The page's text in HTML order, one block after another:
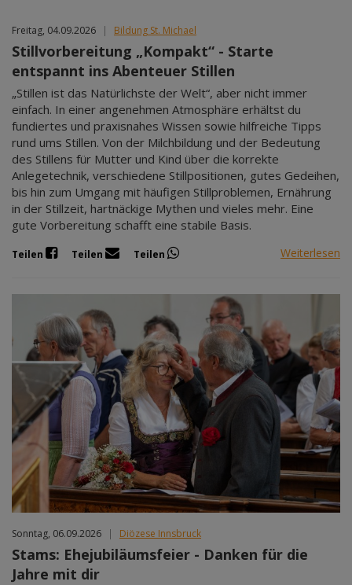
Freitag, 04.09.2026 | Bildung St. Michael
Stillvorbereitung „Kompakt“ - Starte
entspannt ins Abenteuer Stillen
„Stillen ist das Natürlichste der Welt“, aber nicht immer
einfach. In einer angenehmen Atmosphäre erhältst du
fundiertes und praxisnahes Wissen sowie hilfreiche Tipps
rund ums Stillen. Von der Milchbildung und der Bedeutung
des Stillens für Mutter und Kind über die korrekte
Anlegetechnik, verschiedene Stillpositionen, gutes Gedeihen,
bis hin zum Umgang mit häufigen Stillproblemen, Ernährung
in der Stillzeit, hartnäckige Mythen und vieles mehr. Eine
gute Vorbereitung schafft eine stabile Basis.
Teilen Teilen Teilen Weiterlesen
Sonntag, 06.09.2026 | Diözese Innsbruck
Stams: Ehejubiläumsfeier - Danken für die
Jahre mit dir